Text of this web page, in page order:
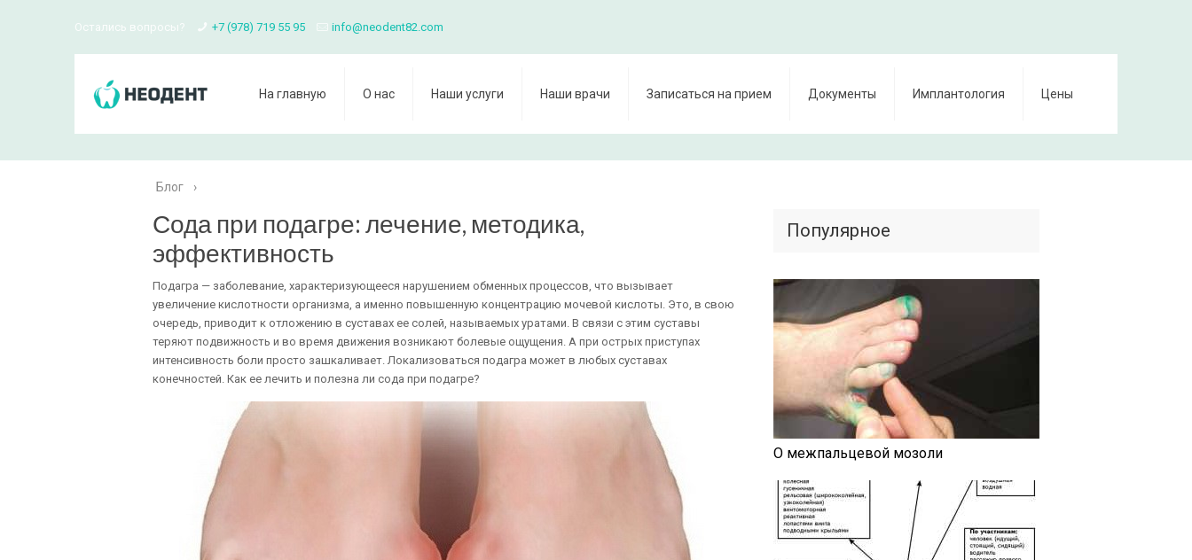
Остались вопросы? +7 (978) 719 55 95 info@neodent82.com
На главную О нас Наши услуги Наши врачи Записаться на прием Документы Имплантология Цены
Блог ›
Сода при подагре: лечение, методика,
эффективность
Подагра — заболевание, характеризующееся нарушением обменных процессов, что вызывает
увеличение кислотности организма, а именно повышенную концентрацию мочевой кислоты. Это, в свою
очередь, приводит к отложению в суставах ее солей, называемых уратами. В связи с этим суставы
теряют подвижность и во время движения возникают болевые ощущения. А при острых приступах
интенсивность боли просто зашкаливает. Локализоваться подагра может в любых суставах
конечностей. Как ее лечить и полезна ли сода при подагре?
Популярное
О межпальцевой мозоли